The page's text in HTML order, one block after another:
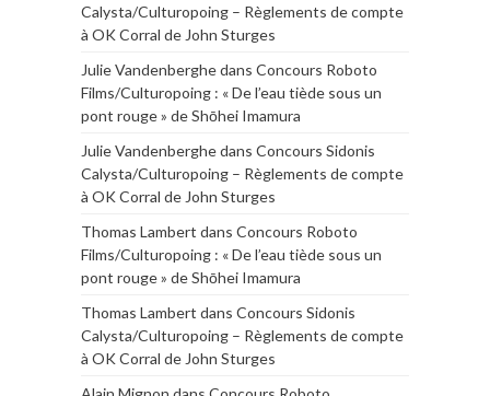
Calysta/Culturopoing – Règlements de compte
à OK Corral de John Sturges
Julie Vandenberghedans Concours Roboto
Films/Culturopoing : « De l’eau tiède sous un
pont rouge » de Shōhei Imamura
Julie Vandenberghedans Concours Sidonis
Calysta/Culturopoing – Règlements de compte
à OK Corral de John Sturges
Thomas Lambert dans Concours Roboto
Films/Culturopoing : « De l’eau tiède sous un
pont rouge » de Shōhei Imamura
Thomas Lambert dans Concours Sidonis
Calysta/Culturopoing – Règlements de compte
à OK Corral de John Sturges